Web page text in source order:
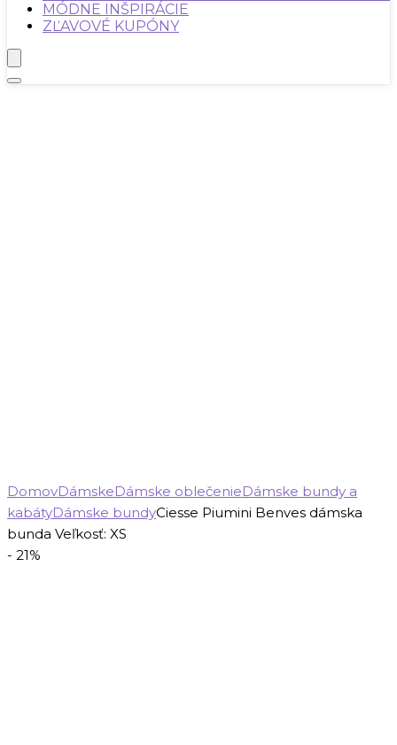
MÓDNE INŠPIRÁCIE
ZĽAVOVÉ KUPÓNY
DomovDámskeDámske oblečenieDámske bundy a
kabátyDámske bundyCiesse Piumini Benves dámska
bunda Veľkosť: XS
- 21%